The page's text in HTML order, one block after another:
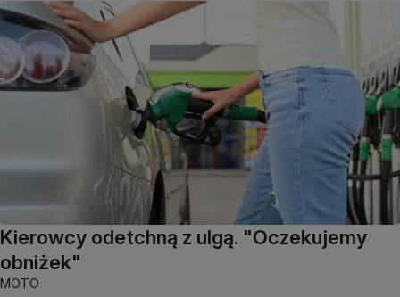
Kierowcy odetchną z ulgą. "Oczekujemy
obniżek"
MOTO